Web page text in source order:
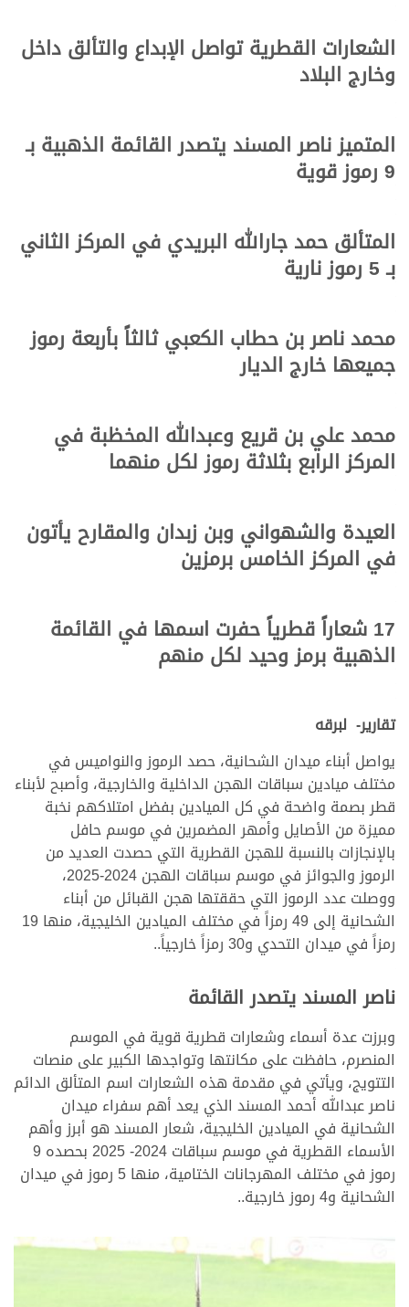
الشعارات القطرية تواصل الإبداع والتألق داخل
وخارج البلاد
المتميز ناصر المسند يتصدر القائمة الذهبية بـ
9 رموز قوية
المتألق حمد جارالله البريدي في المركز الثاني
بـ 5 رموز نارية
محمد ناصر بن حطاب الكعبي ثالثاً بأربعة رموز
جميعها خارج الديار
محمد علي بن قريع وعبدالله المخظبة في
المركز الرابع بثلاثة رموز لكل منهما
العيدة والشهواني وبن زبدان والمقارح يأتون
في المركز الخامس برمزين
17 شعاراً قطرياً حفرت اسمها في القائمة
الذهبية برمز وحيد لكل منهم
تقارير- لبرقه
يواصل أبناء ميدان الشحانية، حصد الرموز والنواميس في
مختلف ميادين سباقات الهجن الداخلية والخارجية، وأصبح لأبناء
قطر بصمة واضحة في كل الميادين بفضل امتلاكهم نخبة
مميزة من الأصايل وأمهر المضمرين في موسم حافل
بالإنجازات بالنسبة للهجن القطرية التي حصدت العديد من
الرموز والجوائز في موسم سباقات الهجن 2024-2025،
ووصلت عدد الرموز التي حققتها هجن القبائل من أبناء
الشحانية إلى 49 رمزاً في مختلف الميادين الخليجية، منها 19
رمزاً في ميدان التحدي و30 رمزاً خارجياً..
ناصر المسند يتصدر القائمة
وبرزت عدة أسماء وشعارات قطرية قوية في الموسم
المنصرم، حافظت على مكانتها وتواجدها الكبير على منصات
التتويج، ويأتي في مقدمة هذه الشعارات اسم المتألق الدائم
ناصر عبدالله أحمد المسند الذي يعد أهم سفراء ميدان
الشحانية في الميادين الخليجية، شعار المسند هو أبرز وأهم
الأسماء القطرية في موسم سباقات 2024- 2025 بحصده 9
رموز في مختلف المهرجانات الختامية، منها 5 رموز في ميدان
الشحانية و4 رموز خارجية..